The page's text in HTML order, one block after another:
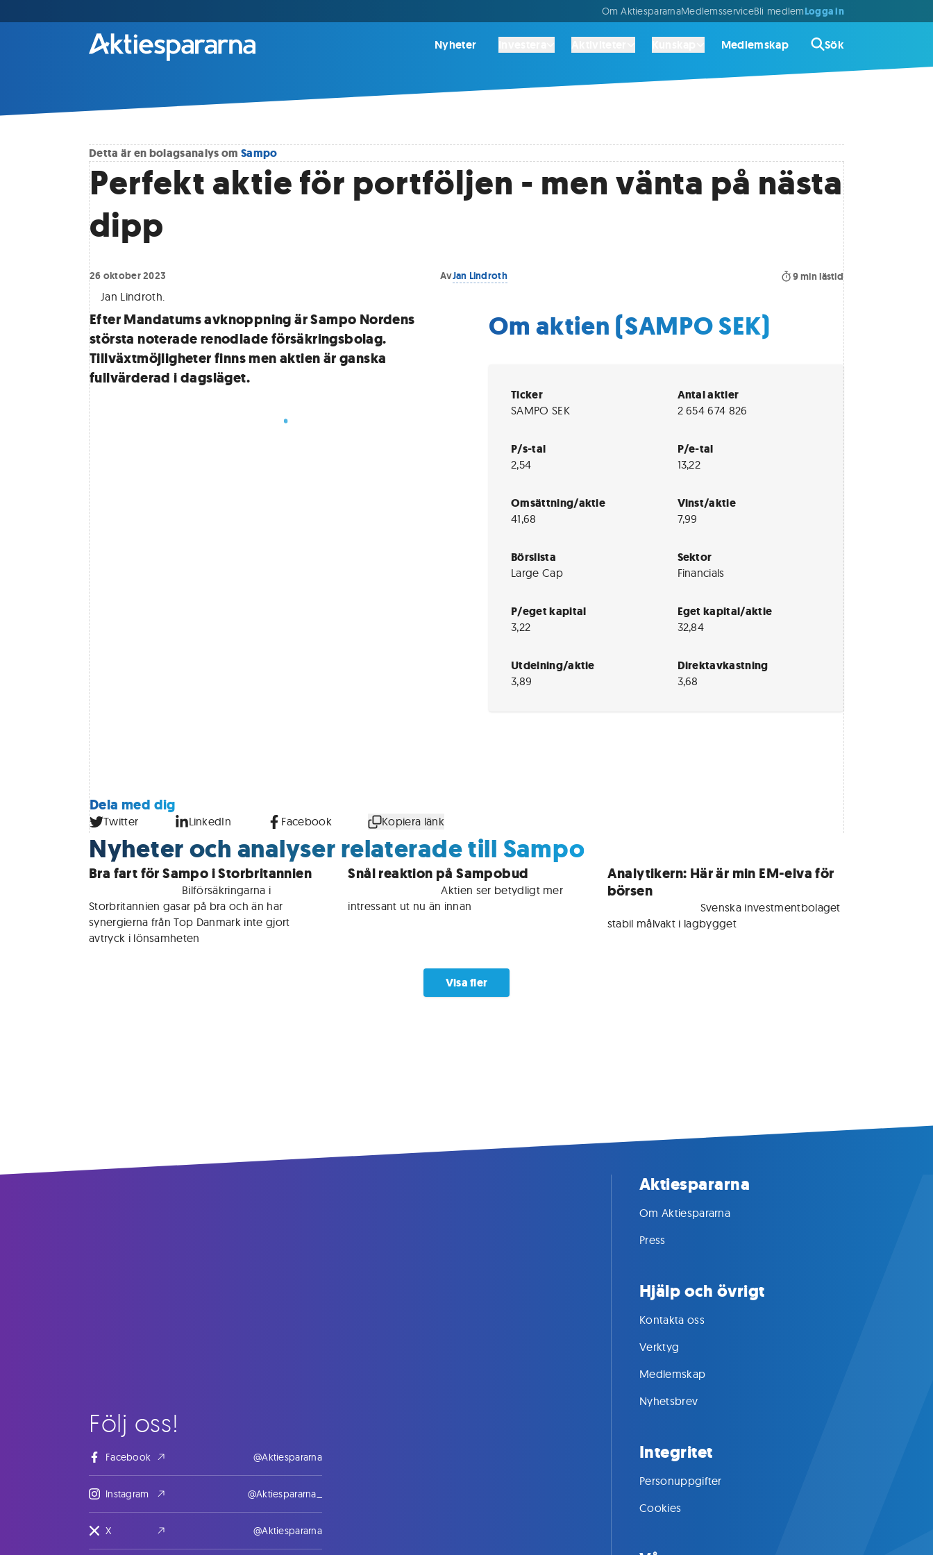
Om AktiespararnaMedlemsserviceBli medlemLogga in
Nyheter Medlemskap Sök
Detta är en bolagsanalys om Sampo
Perfekt aktie för portföljen - men vänta på nästa
dipp
26 oktober 2023 AvJan Lindroth 9min lästid
Jan Lindroth.
Efter Mandatums avknoppning är Sampo Nordens
största noterade renodlade försäkringsbolag.
Tillväxtmöjligheter finns men aktien är ganska
fullvärderad i dagsläget.
Dela med dig
Twitter LinkedIn Facebook Kopiera länk
Om aktien (SAMPO SEK)
Ticker
SAMPO SEK
Antal aktier
2 654 674 826
P/s-tal
2,54
P/e-tal
13,22
Omsättning/aktie
41,68
Vinst/aktie
7,99
Börslista
Large Cap
Sektor
Financials
P/eget kapital
3,22
Eget kapital/aktie
32,84
Utdelning/aktie
3,89
Direktavkastning
3,68
Nyheter och analyser relaterade till Sampo
Bra fart för Sampo i Storbritannien
Bilförsäkringarna i
Storbritannien gasar på bra och än har
synergierna från Top Danmark inte gjort
avtryck i lönsamheten
Snål reaktion på Sampobud
För medlemmar • Aktien ser betydligt mer
intressant ut nu än innan
Analytikern: Här är min EM-elva för
börsen
Svenska investmentbolaget
stabil målvakt i lagbygget
Visa fler
Följ oss!
Facebook @Aktiespararna
Instagram @Aktiespararna_
X @Aktiespararna
Aktiespararna
Om Aktiespararna
Press
Hjälp och övrigt
Kontakta oss
Verktyg
Medlemskap
Nyhetsbrev
Integritet
Personuppgifter
Cookies